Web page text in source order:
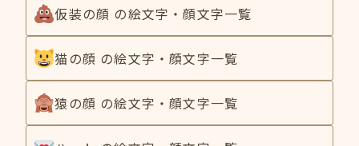
仮装の顔 の絵文字・顔文字一覧
猫の顔 の絵文字・顔文字一覧
猿の顔 の絵文字・顔文字一覧